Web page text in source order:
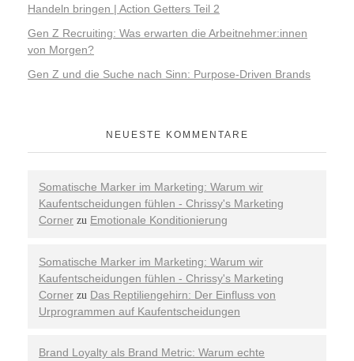
Handeln bringen | Action Getters Teil 2
Gen Z Recruiting: Was erwarten die Arbeitnehmer:innen
von Morgen?
Gen Z und die Suche nach Sinn: Purpose-Driven Brands
NEUESTE KOMMENTARE
Somatische Marker im Marketing: Warum wir
Kaufentscheidungen fühlen - Chrissy's Marketing
Corner zu Emotionale Konditionierung
Somatische Marker im Marketing: Warum wir
Kaufentscheidungen fühlen - Chrissy's Marketing
Corner zu Das Reptiliengehirn: Der Einfluss von
Urprogrammen auf Kaufentscheidungen
Brand Loyalty als Brand Metric: Warum echte